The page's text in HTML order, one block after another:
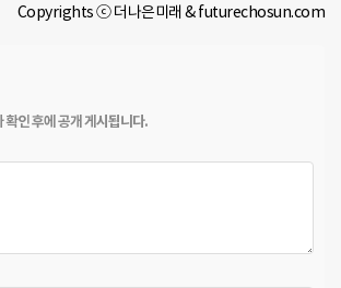
Copyrights ⓒ 더나은미래 & futurechosun.com